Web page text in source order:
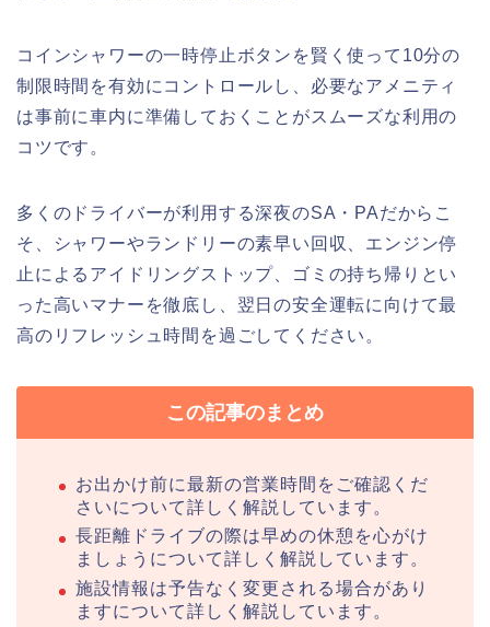
コインシャワーの一時停止ボタンを賢く使って10分の
制限時間を有効にコントロールし、必要なアメニティ
は事前に車内に準備しておくことがスムーズな利用の
コツです。
多くのドライバーが利用する深夜のSA・PAだからこ
そ、シャワーやランドリーの素早い回収、エンジン停
止によるアイドリングストップ、ゴミの持ち帰りとい
った高いマナーを徹底し、翌日の安全運転に向けて最
高のリフレッシュ時間を過ごしてください。
この記事のまとめ
お出かけ前に最新の営業時間をご確認くだ
さいについて詳しく解説しています。
長距離ドライブの際は早めの休憩を心がけ
ましょうについて詳しく解説しています。
施設情報は予告なく変更される場合があり
ますについて詳しく解説しています。